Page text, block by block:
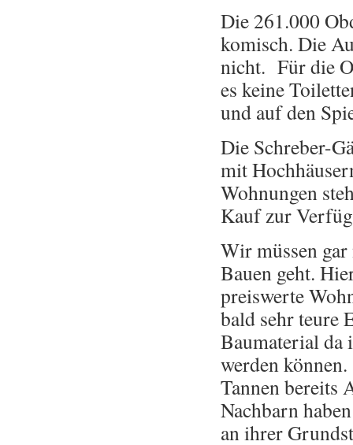
Die 261.000
komisch. Die
nicht. Für die
es keine
und auf den
Die Schreber-
mit
Wohnungen
Kauf zur
Wir müssen
Bauen geht.
preiswerte
bald sehr teure
Baumaterial da
werden
Tannen bereits
Nachbarn
an ihrer